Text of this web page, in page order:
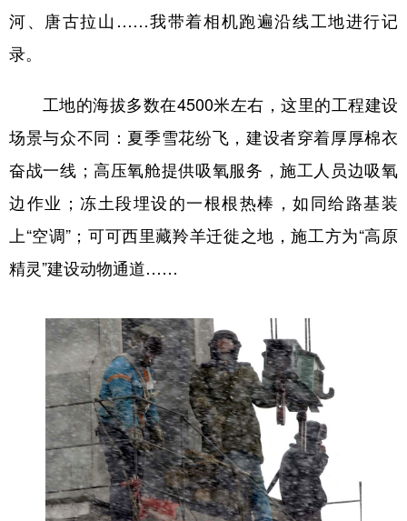
河、唐古拉山……我带着相机跑遍沿线工地进行记
录。
工地的海拔多数在4500米左右，这里的工程建设
场景与众不同：夏季雪花纷飞，建设者穿着厚厚棉衣
奋战一线；高压氧舱提供吸氧服务，施工人员边吸氧
边作业；冻土段埋设的一根根热棒，如同给路基装
上“空调”；可可西里藏羚羊迁徙之地，施工方为“高原
精灵”建设动物通道……